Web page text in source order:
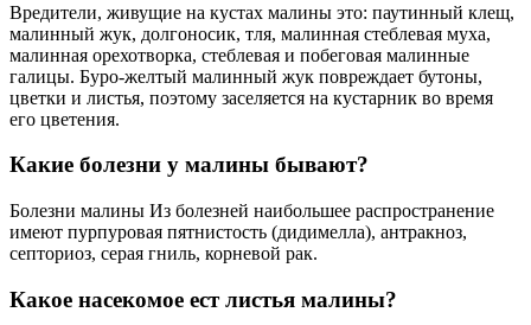
Вредители, живущие на кустах малины это: паутинный клещ,
малинный жук, долгоносик, тля, малинная стеблевая муха,
малинная орехотворка, стеблевая и побеговая малинные
галицы. Буро-желтый малинный жук повреждает бутоны,
цветки и листья, поэтому заселяется на кустарник во время
его цветения.
Какие болезни у малины бывают?
Болезни малины Из болезней наибольшее распространение
имеют пурпуровая пятнистость (дидимелла), антракноз,
септориоз, серая гниль, корневой рак.
Какое насекомое ест листья малины?